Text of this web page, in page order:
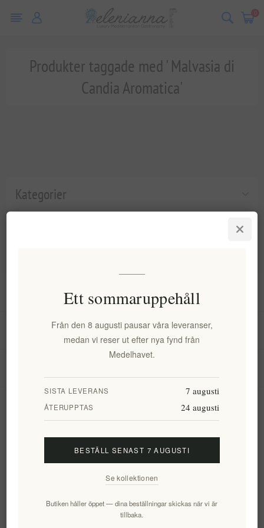
0
Kategorier
Produkter taggade med ' Malvasia di
Candia Aromatica'
Mitt konto
Prenumerera Avsluta bevakning
Ett sommaruppehåll
Från den 8 augusti pausar våra leveranser,
medan vi reser ut efter nya fynd från
Medelhavet.
SISTA LEVERANS 7 augusti
ÅTERUPPTAS 24 augusti
BESTÄLL SENAST 7 AUGUSTI
Se kollektionen
Butiken håller öppet — dina beställningar skickas när vi är
tillbaka.